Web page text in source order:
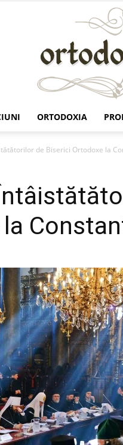
ORTODOXIA
de Biserici Ortodoxe la